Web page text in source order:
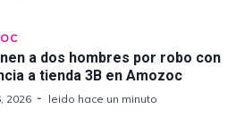
a dos hombres por robo con
a tienda 3B en Amozoc
2026 leido hace un minuto